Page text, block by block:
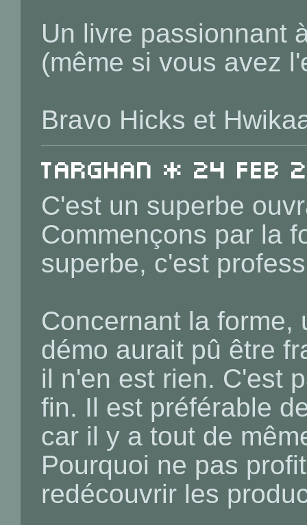
Un livre passionnant
(même si vous avez
Bravo Hicks et
Targhan * 24 Feb
C'est un superbe
Commençons par la
superbe, c'est
Concernant la forme,
démo aurait pû être
il n'en est rien. C'est
fin. Il est préférable
car il y a tout de
Pourquoi ne pas
redécouvrir les